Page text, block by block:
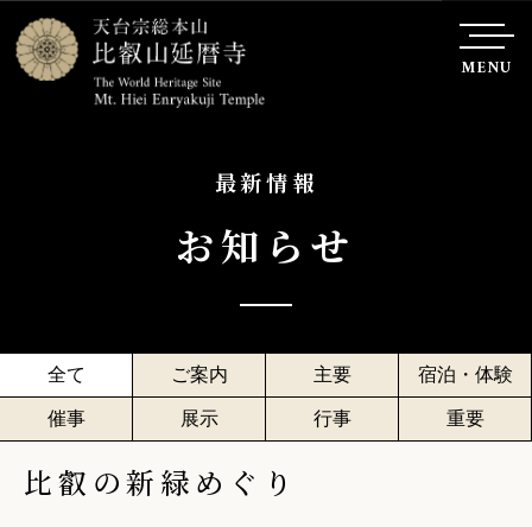
MENU
最新情報
お知らせ
全て ご案内 主要 宿泊・体験
催事 展示 行事 重要
比叡の新緑めぐり